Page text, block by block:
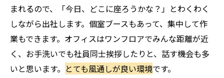
まれるので、「今日、どこに座ろうかな？」とわくわく
しながら出社します。個室ブースもあって、集中して作
業もできます。オフィスはワンフロアでみんな距離が近
く、お手洗いでも社員同士挨拶したりと、話す機会も多
いと思います。 とても風通しが良い環境です。